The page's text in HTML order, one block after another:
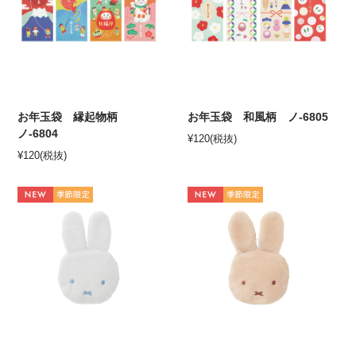
お年玉袋 縁起物柄
ノ-6804
¥120(税抜)
お年玉袋 和風柄 ノ-6805
¥120(税抜)